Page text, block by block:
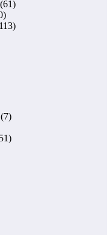
(61)
(7)